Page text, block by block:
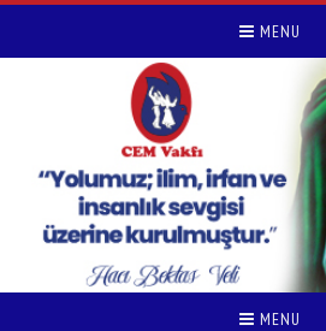
MENU
MENU